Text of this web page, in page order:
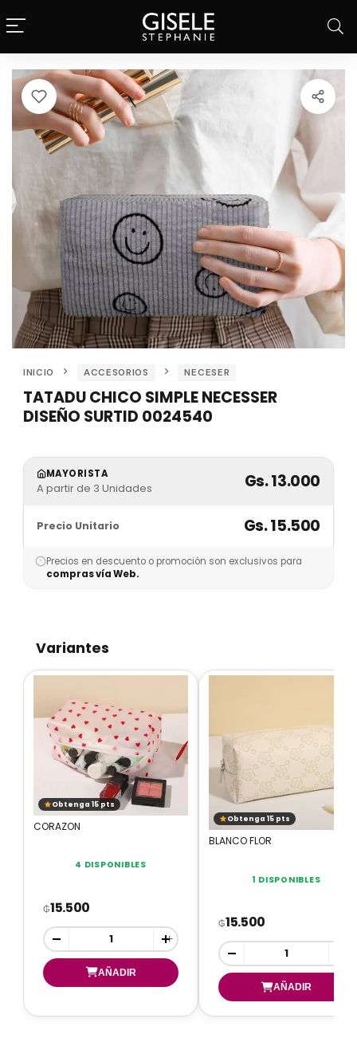
INICIO ACCESORIOS NECESER
TATADU CHICO SIMPLE NECESSER
DISEÑO SURTID 0024540
MAYORISTA
A partir de 3 Unidades Gs. 13.000
Precio Unitario Gs. 15.500
Precios en descuento o promoción son exclusivos para
compras vía Web.
Variantes
Obtenga 15 pts
CORAZON
4 DISPONIBLES
₲15.500
- +
Obtenga 15 pts
BLANCO FLOR
1 DISPONIBLES
₲15.500
-